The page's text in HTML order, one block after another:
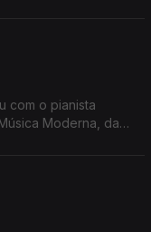
com o pianista
Moderna, da